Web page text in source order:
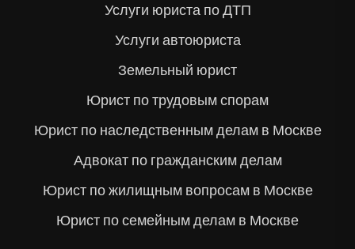
Услуги юриста по ДТП
Услуги автоюриста
Земельный юрист
Юрист по трудовым спорам
Юрист по наследственным делам в Москве
Адвокат по гражданским делам
Юрист по жилищным вопросам в Москве
Юрист по семейным делам в Москве